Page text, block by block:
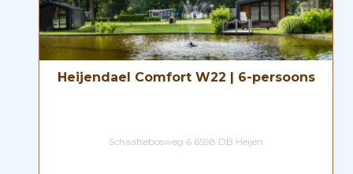
Heijendael Comfort W22 | 6-persoons
Schaafsebosweg 6 6598 DB Heijen